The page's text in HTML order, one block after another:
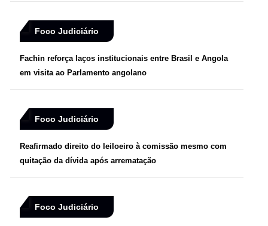
Foco Judiciário
Fachin reforça laços institucionais entre Brasil e Angola
em visita ao Parlamento angolano
Foco Judiciário
Reafirmado direito do leiloeiro à comissão mesmo com
quitação da dívida após arrematação
Foco Judiciário